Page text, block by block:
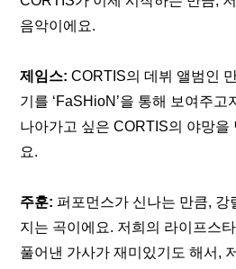
음악이에요.
제임스: CORTIS의 데뷔 앨범인
기를 ‘FaSHioN’을 통해 보여주고
나아가고 싶은 CORTIS의 야망을
요.
주훈: 퍼포먼스가 신나는 만큼, 강
지는 곡이에요. 저희의 라이프스
풀어낸 가사가 재미있기도 해서,